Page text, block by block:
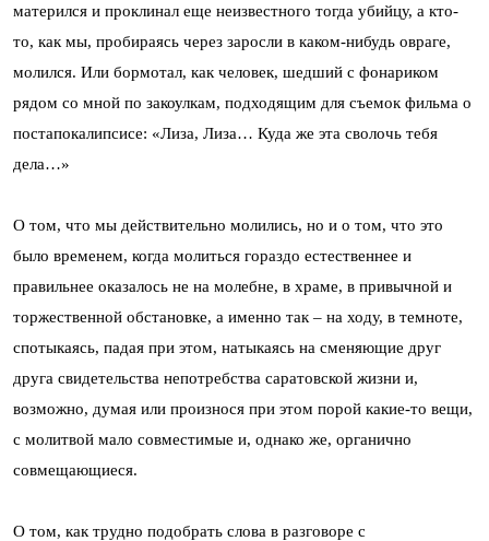
матерился и проклинал еще неизвестного тогда убийцу, а кто-
то, как мы, пробираясь через заросли в каком-нибудь овраге,
молился. Или бормотал, как человек, шедший с фонариком
рядом со мной по закоулкам, подходящим для съемок фильма о
постапокалипсисе: «Лиза, Лиза… Куда же эта сволочь тебя
дела…»
О том, что мы действительно молились, но и о том, что это
было временем, когда молиться гораздо естественнее и
правильнее оказалось не на молебне, в храме, в привычной и
торжественной обстановке, а именно так – на ходу, в темноте,
спотыкаясь, падая при этом, натыкаясь на сменяющие друг
друга свидетельства непотребства саратовской жизни и,
возможно, думая или произнося при этом порой какие-то вещи,
с молитвой мало совместимые и, однако же, органично
совмещающиеся.
О том, как трудно подобрать слова в разговоре с